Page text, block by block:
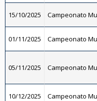
15/10/2025 Campeonato
01/11/2025 Campeonato
05/11/2025 Campeonato
10/12/2025 Campeonato